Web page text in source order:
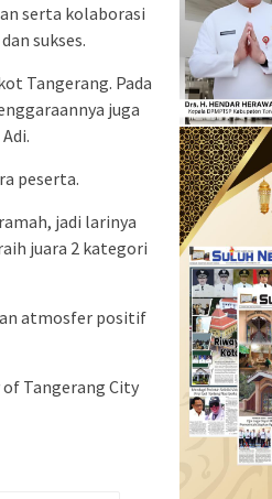
serta kolaborasi
sukses.
Tangerang. Pada
juga
peserta.
jadi larinya
juara 2 kategori
atmosfer positif
Tangerang City